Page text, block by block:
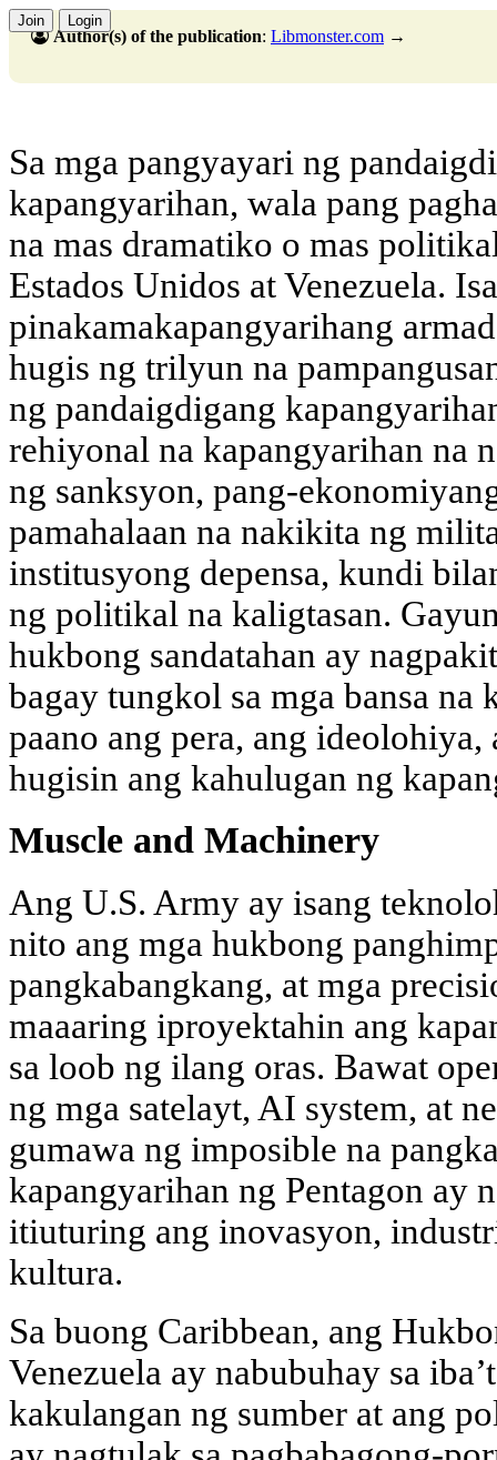
Join Login
Author(s) of the publication: Libmonster.com →
Sa mga pangyayari ng
kapangyarihan, wala pang
na mas dramatiko o mas
Estados Unidos at Venezuela.
pinakamakapangyarihang
hugis ng trilyun na
ng pandaigdigang
rehiyonal na kapangyarihan na
ng sanksyon, pang-
pamahalaan na nakikita ng
institusyong depensa, kundi
ng politikal na kaligtasan.
hukbong sandatahan ay
bagay tungkol sa mga bansa
paano ang pera, ang
hugisin ang kahulugan ng
Muscle and Machinery
Ang U.S. Army ay isang
nito ang mga hukbong
pangkabangkang, at mga
maaaring iproyektahin ang
sa loob ng ilang oras. Bawat
ng mga satelayt, AI system, at
gumawa ng imposible na
kapangyarihan ng Pentagon ay
itiuturing ang inovasyon,
kultura.
Sa buong Caribbean, ang
Venezuela ay nabubuhay sa
kakulangan ng sumber at ang